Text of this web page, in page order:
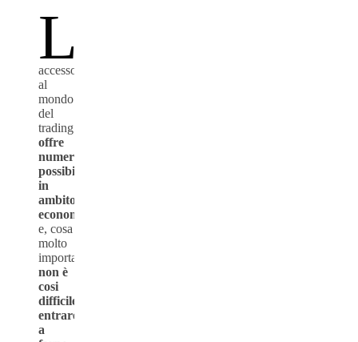
L’
accesso
al
mondo
del
trading
offre
numerose
possibilità
in
ambito
economico
e, cosa
molto
importante,
non è
cosi
difficile
entrare
a